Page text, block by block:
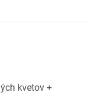
kvetov +